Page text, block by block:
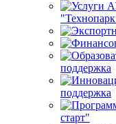
поддержка
поддержка
старт"